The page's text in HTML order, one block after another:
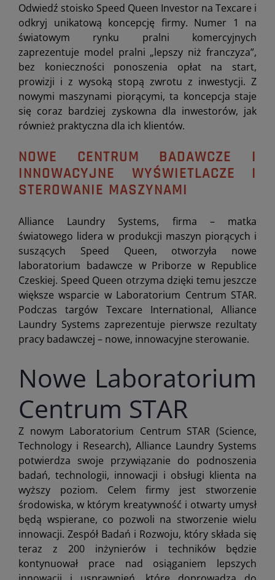
Odwiedź stoisko Speed Queen Investor na Texcare i
odkryj unikatową koncepcję firmy. Numer 1 na
światowym rynku pralni komercyjnych
zaprezentuje model pralni „lepszy niż franczyza”,
bez konieczności ponoszenia opłat na start,
prowizji i z wysoką stopą zwrotu z inwestycji. Z
nowymi maszynami piorącymi, ta koncepcja staje
się coraz bardziej zyskowna dla inwestorów, jak
również praktyczna dla ich klientów.
NOWE CENTRUM BADAWCZE I
INNOWACYJNE WYŚWIETLACZE I
STEROWANIE MASZYNAMI
Alliance Laundry Systems, firma – matka
światowego lidera w produkcji maszyn piorących i
suszących Speed Queen, otworzyła nowe
laboratorium badawcze w Priborze w Republice
Czeskiej. Speed Queen otrzyma dzięki temu jeszcze
większe wsparcie w Laboratorium Centrum STAR.
Podczas targów Texcare International, Alliance
Laundry Systems zaprezentuje pierwsze rezultaty
pracy badawczej – nowe, innowacyjne sterowanie.
Nowe Laboratorium
Centrum STAR
Z nowym Laboratorium Centrum STAR (Science,
Technology i Research), Alliance Laundry Systems
potwierdza swoje przywiązanie do podnoszenia
badań, technologii, innowacji i obsługi klienta na
wyższy poziom. Celem firmy jest stworzenie
środowiska, w którym kreatywność i otwarty umysł
będą wspierane, co pozwoli na stworzenie wielu
innowacji. Zespół Badań i Rozwoju, który składa się
teraz z 200 inżynierów i techników będzie
kontynuował prace nad osiąganiem lepszych